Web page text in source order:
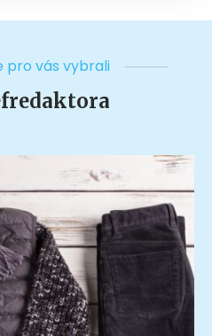
pro vás vybrali